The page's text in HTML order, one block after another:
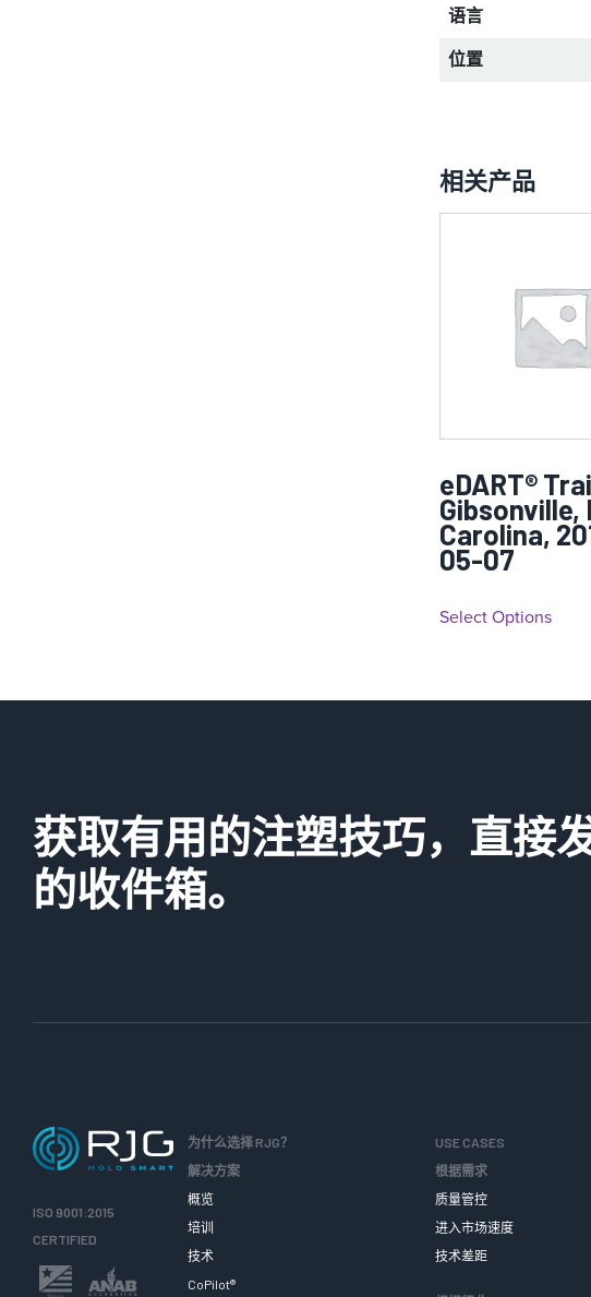
语言
位置
相关产品
eDART®
Gibsonville,
Carolina,
05-07
Select Options
获取有用的注塑技巧，直接
的收件箱。
ISO 9001:2015
CERTIFIED
为什么选择 RJG？
解决方案
概览
培训
技术
CoPilot®
USE CASES
根据需求
质量管控
进入市场速度
技术差距